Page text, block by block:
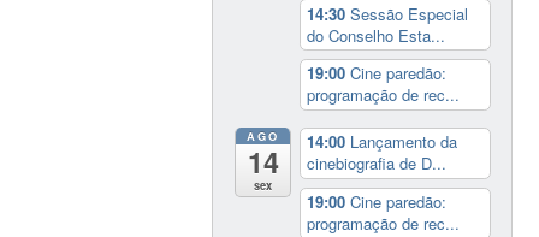
14:30Sessão Especial
do Conselho Esta...
19:00Cine paredão:
programação de rec...
AGO
14
sex
14:00 Lançamento da
cinebiografia de D...
19:00Cine paredão:
programação de rec...